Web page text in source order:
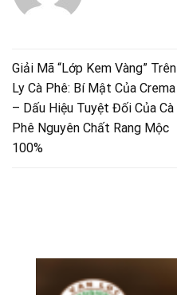
Giải Mã “Lớp Kem Vàng” Trên
Ly Cà Phê: Bí Mật Của Crema
– Dấu Hiệu Tuyệt Đối Của Cà
Phê Nguyên Chất Rang Mộc
100%